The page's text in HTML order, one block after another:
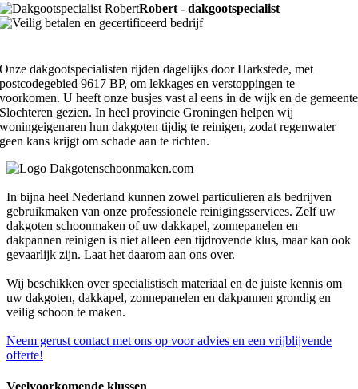
Robert - dakgootspecialist
Onze dakgootspecialisten rijden dagelijks door Harkstede, met
postcodegebied 9617 BP, om lekkages en verstoppingen te
voorkomen. U heeft onze busjes vast al eens in de wijk en de gemeente
Slochteren gezien. In heel provincie Groningen helpen wij
woningeigenaren hun dakgoten tijdig te reinigen, zodat regenwater
geen kans krijgt om schade aan te richten.
In bijna heel Nederland kunnen zowel particulieren als bedrijven
gebruikmaken van onze professionele reinigingsservices. Zelf uw
dakgoten schoonmaken of uw dakkapel, zonnepanelen en
dakpannen reinigen is niet alleen een tijdrovende klus, maar kan ook
gevaarlijk zijn. Laat het daarom aan ons over.
Wij beschikken over specialistisch materiaal en de juiste kennis om
uw dakgoten, dakkapel, zonnepanelen en dakpannen grondig en
veilig schoon te maken.
Neem gerust contact met ons op voor advies en een vrijblijvende
offerte!